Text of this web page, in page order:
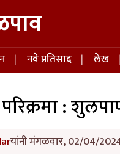
नवे प्रतिसाद लेख
:
यांनी मंगळवार, 02/04/